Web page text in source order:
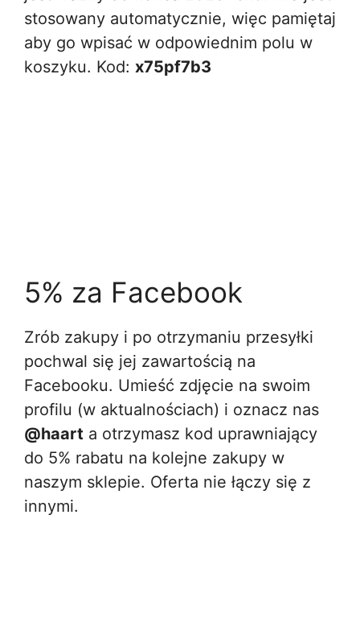
stosowany automatycznie, więc pamiętaj
aby go wpisać w odpowiednim polu w
koszyku. Kod: x75pf7b3
5% za Facebook
Zrób zakupy i po otrzymaniu przesyłki
pochwal się jej zawartością na
Facebooku. Umieść zdjęcie na swoim
profilu (w aktualnościach) i oznacz nas
@haart a otrzymasz kod uprawniający
do 5% rabatu na kolejne zakupy w
naszym sklepie. Oferta nie łączy się z
innymi.